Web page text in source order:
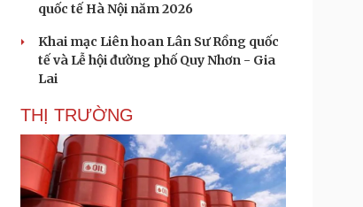
quốc tế Hà Nội năm 2026
Khai mạc Liên hoan Lân Sư Rồng quốc
tế và Lễ hội đường phố Quy Nhơn - Gia
Lai
THỊ TRƯỜNG